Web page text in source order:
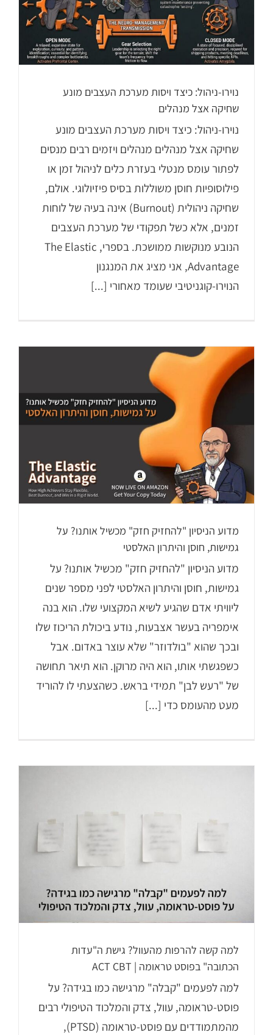
נוירו-ניהול: כיצד ויסות מערכת העצבים מונע
שחיקה אצל מנהלים
נוירו-ניהול: כיצד ויסות מערכת העצבים מונע
שחיקה אצל מנהלים מנהלים ויזמים רבים מנסים
לפתור עומס מנטלי בעזרת כלים לניהול זמן או
פילוסופיות חוסן משוללות בסיס פיזיולוגי. אולם,
שחיקה ניהולית (Burnout) אינה בעיה של לוחות
זמנים, אלא כשל תפקודי של מערכת העצבים
הנובע מנוקשות ממושכת. בספרי, The Elastic
Advantage, אני מציג את המנגנון
הנוירו-קוגניטיבי שעומד מאחורי [...]
מדוע הניסיון "להחזיק חזק" מכשיל אותנו? על
גמישות, חוסן והיתרון האלסטי
מדוע הניסיון "להחזיק חזק" מכשיל אותנו? על
גמישות, חוסן והיתרון האלסטי לפני מספר שנים
ליוויתי אדם שהגיע לשיא המקצועי שלו. הוא בנה
אימפריה בעשר אצבעות, נודע ביכולת הריכוז שלו
ובכך שהוא "בולדוזר" שלא עוצר באדום. אבל
כשפגשתי אותו, הוא היה מרוקן. הוא תיאר תחושה
של "רעש לבן" תמידי בראש. כשהצעתי לו להוריד
מעט מהעומס כדי [...]
למה קשה להרפות מהעוול? גישת ה"עדות
הכתובה" בפוסט טראומה | ACT CBT
למה לפעמים "קבלה" מרגישה כמו בגידה? על
פוסט-טראומה, עוול, צדק והמלכוד הטיפולי רבים
מהמתמודדים עם פוסט-טראומה (PTSD),